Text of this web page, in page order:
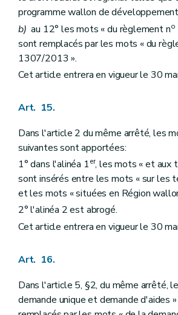
programme wallon de développement
b) au 12° les mots « du règlement no
sont remplacés par les mots « du
1307/2013 ».
Cet article entrera en vigueur le 30
Art. 15.
Dans l'article 2 du même arrêté, les
suivantes sont apportées:
1° dans l'alinéa 1er, les mots « et aux
sont insérés entre les mots « sur les
et les mots « situées en Région
2° l'alinéa 2 est abrogé.
Cet article entrera en vigueur le 30
Art. 16.
Dans l'article 5, §2, du même arrêté,
demande unique et demande d'aides